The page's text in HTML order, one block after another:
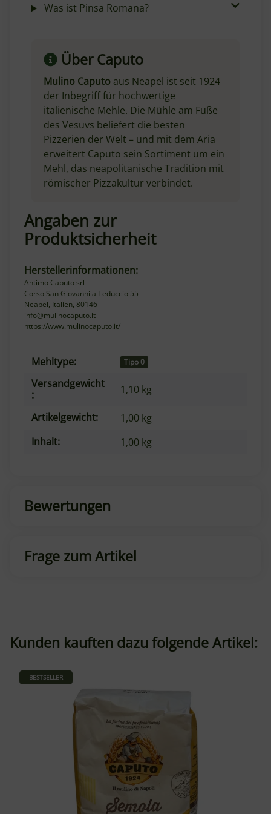
Was ist Pinsa Romana?
Über Caputo
Mulino Caputo aus Neapel ist seit 1924
der Inbegriff für hochwertige
italienische Mehle. Die Mühle am Fuße
des Vesuvs beliefert die besten
Pizzerien der Welt – und mit dem Aria
erweitert Caputo sein Sortiment um ein
Mehl, das neapolitanische Tradition mit
römischer Pizzakultur verbindet.
Angaben zur
Produktsicherheit
Herstellerinformationen:
Antimo Caputo srl
Corso San Giovanni a Teduccio 55
Neapel, Italien, 80146
info@mulinocaputo.it
https://www.mulinocaputo.it/
Produkteigenschaft
Wert
Mehltype: Tipo 0
Versandgewicht
:
1,10 kg
Artikelgewicht: 1,00 kg
Inhalt:
1,00 kg
Bewertungen
Frage zum Artikel
Kunden kauften dazu folgende Artikel:
BESTSELLER